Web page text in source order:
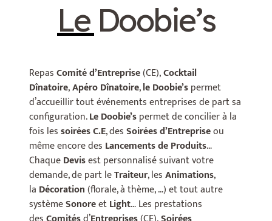
Le Doobie’s
RepasComité d’Entreprise(CE),Cocktail
Dînatoire,Apéro Dînatoire,le Doobie’spermet
d’accueillir tout événements entreprises de part sa
configuration.Le Doobie’spermet de concilier à la
fois lessoirées C.E, desSoirées d’Entrepriseou
même encore des Lancements de Produits…
ChaqueDevisest personnalisé suivant votre
demande, de part leTraiteur, lesAnimations,
la Décoration(florale, à thème, …) et tout autre
systèmeSonoreetLight… Les prestations